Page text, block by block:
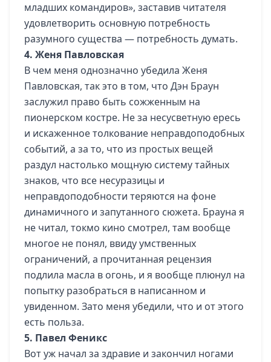
младших командиров», заставив читателя
удовлетворить основную потребность
разумного существа — потребность думать.
4. Женя Павловская
В чем меня однозначно убедила Женя
Павловская, так это в том, что Дэн Браун
заслужил право быть сожженным на
пионерском костре. Не за несусветную ересь
и искаженное толкование неправдоподобных
событий, а за то, что из простых вещей
раздул настолько мощную систему тайных
знаков, что все несуразицы и
неправдоподобности теряются на фоне
динамичного и запутанного сюжета. Брауна я
не читал, токмо кино смотрел, там вообще
многое не понял, ввиду умственных
ограничений, а прочитанная рецензия
подлила масла в огонь, и я вообще плюнул на
попытку разобраться в написанном и
увиденном. Зато меня убедили, что и от этого
есть польза.
5. Павел Феникс
Вот уж начал за здравие и закончил ногами